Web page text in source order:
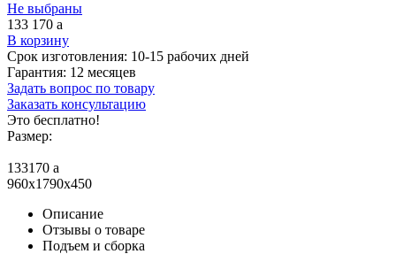
Не выбраны
133 170 a
В корзину
Срок изготовления: 10-15 рабочих дней
Гарантия: 12 месяцев
Задать вопрос по товару
Заказать консультацию
Это бесплатно!
Размер:
133170 a
960x1790x450
Описание
Отзывы о товаре
Подъем и сборка